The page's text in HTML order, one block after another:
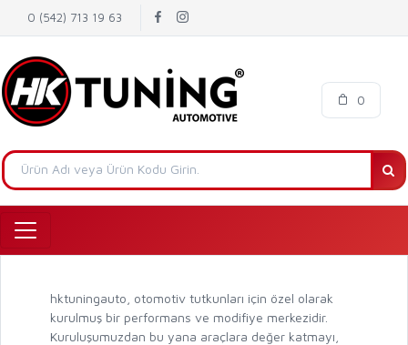
0 (542) 713 19 63
0
hktuningauto, otomotiv tutkunları için özel olarak
kurulmuş bir performans ve modifiye merkezidir.
Kuruluşumuzdan bu yana araçlara değer katmayı,